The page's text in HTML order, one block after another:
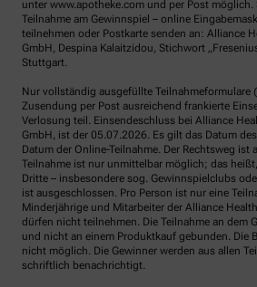
unter www.apotheke.com und per Post möglich.
Teilnahme am Gewinnspiel – online
teilnehmen oder Postkarte senden an: Alliance
GmbH, Despina Kalaitzidou, Stichwort
Stuttgart.
Nur vollständig ausgefüllte Teilnahmeformulare
Zusendung per Post ausreichend frankierte
Verlosung teil. Einsendeschluss bei Alliance
GmbH, ist der 05.07.2026. Es gilt das Datum
Datum der Online-Teilnahme. Der Rechtsweg ist
Teilnahme ist nur unmittelbar möglich; das
Dritte – insbesondere sog. Gewinnspielclubs
ist ausgeschlossen. Pro Person ist nur eine
Minderjährige und Mitarbeiter der Alliance
dürfen nicht teilnehmen. Die Teilnahme an dem
und nicht an einem Produktkauf gebunden. Die
nicht möglich. Die Gewinner werden aus allen
schriftlich benachrichtigt.